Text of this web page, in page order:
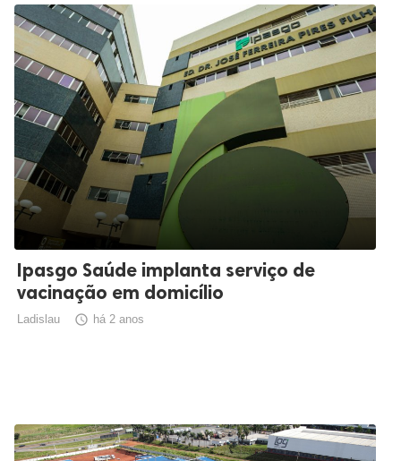
Ipasgo Saúde implanta serviço de
vacinação em domicílio
Ladislau  há 2 anos